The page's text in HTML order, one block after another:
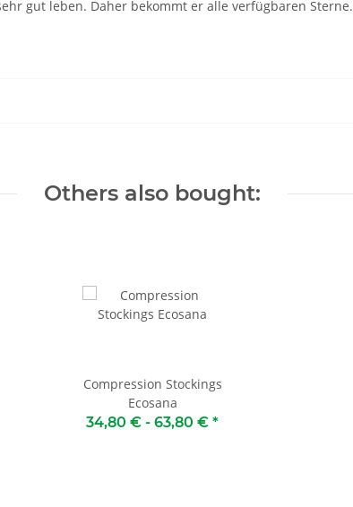
gut leben. Daher bekommt er alle verfügbaren Sterne.
Others also bought:
Compression Stockings
Ecosana
34,80 € - 63,80 € *